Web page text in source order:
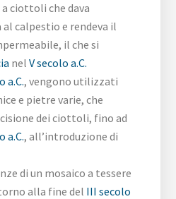
ciottoli che dava
calpestio e rendeva il
il che si
nelV secolo a.C.
a.C., vengono utilizzati
e pietre varie, che
dei ciottoli, fino ad
a.C., all’introduzione di
di un mosaico a tessere
alla fine del III secolo